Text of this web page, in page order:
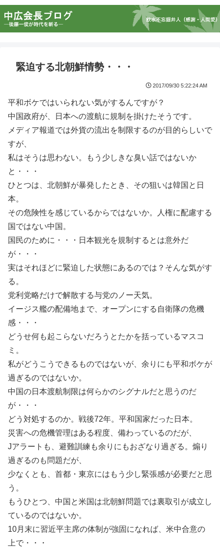
緊迫する北朝鮮情勢・・・
2017/09/30 5:22:24 AM
平和ボケではいられない気がするんですが？
中国政府が、日本への渡航に規制を掛けたそうです。
メディア報道では外貨の流出を制限するのが目的らしいで
すが、
私はそうは思わない。もう少しきな臭い話ではないか
と・・・
ひとつは、北朝鮮が暴発したとき、その狙いは韓国と日
本。
その危険性を感じているからではないか。人権に配慮する
国ではない中国。
国民のために・・・日本観光を規制するとは意外だ
が・・・
実はそれほどに緊迫した状態にあるのでは？そんな気がす
る。
党利党略だけで解散する与党のノー天気。
イージス艦の配備地まで、オープンにする自衛隊の危機
感・・・
どうせ何も起こらないだろうとたかを括っているマスコ
ミ。
私がどうこうできるものではないが、余りにも平和ボケが
過ぎるのではないか。
中国の日本渡航制限は何らかのシグナルだと思うのだ
が・・・
どう対処するのか。戦後72年。平和国家だった日本。
災害への危機管理はある程度、備わっているのだが、
Jアラートも、避難訓練も余りにもおざなり過ぎる。煽り
過ぎるのも問題だが、
少なくとも、首都・東京にはもう少し緊張感が必要だと思
う。
もうひとつ、中国と米国は北朝鮮問題では裏取引が成立し
ているのではないか。
10月末に習近平主席の体制が強固になれば、米中合意の
上で・・・